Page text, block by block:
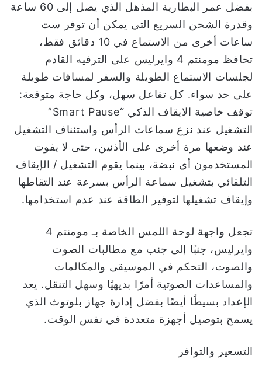
بفضل عمر البطارية المذهل الذي يصل إلى 60 ساعة
وقدرة الشحن السريع التي يمكن أن توفر ست
ساعات أخرى من الاستماع في 10 دقائق فقط،
تحافظ مومنتم 4 وايرليس على الترفيه القادم
لجلسات الاستماع الطويلة والسفر لمسافات طويلة
على حد سواء. كل تفاعل سهل، وكل حاجة متوقعة:
توقف خاصية الايقاف الذكي “Smart Pause”
التشغيل عند نزع سماعات الرأس واستئناف التشغيل
عند وضعها مرة أخرى على الأذنين، حتى لا يفوت
المستخدمون أي نبضة، بينما يقوم التشغيل / الإيقاف
التلقائي بتشغيل سماعة الرأس بسرعة عند التقاطها
وإيقاف تشغيلها لتوفير الطاقة عند عدم استخدامها.
تجعل واجهة لوحة اللمس الخاصة بـ مومنتم 4
وايرليس، جنبًا إلى جنب مع مطالبات الصوت
والصوت، التحكم في الموسيقى والمكالمات
والمساعدات الصوتية أمرًا بديهيًا وسهل التنقل. يعد
الإعداد بسيطًا أيضًا بفضل إدارة جهاز بلوتوث الذي
يسمح بتوصيل أجهزة متعددة في نفس الوقت.
التسعير والتوافر